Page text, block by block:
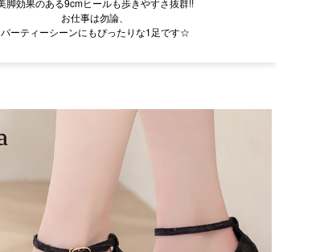
お仕事は勿論、
パーティーシーンにもぴったりな1足です☆